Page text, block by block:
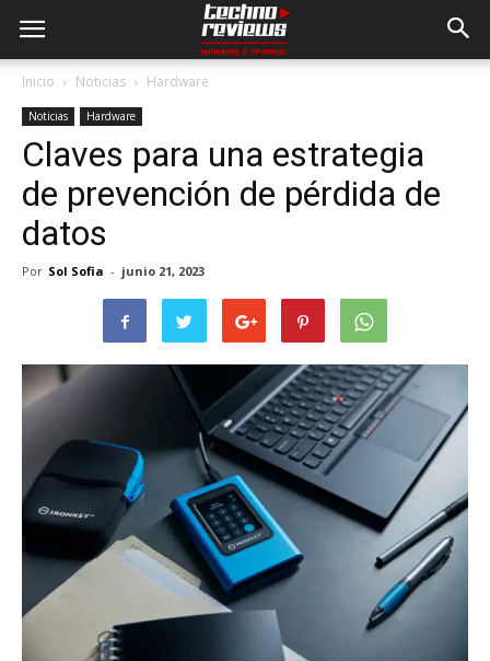
Inicio Noticias Hardware
Noticias Hardware
Claves para una estrategia
de prevención de pérdida de
datos
Por Sol Sofia - junio 21, 2023